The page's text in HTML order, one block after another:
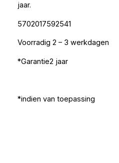
jaar.
5702017592541
Voorradig 2 – 3 werkdagen
*Garantie2 jaar
*indien van toepassing